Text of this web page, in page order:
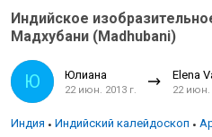
Индийское
Мадхубани (Madhubani)
Ю Юлиана
22 июн. 2013 г.
Elena
22 июн.
Индия Индийский калейдоскоп